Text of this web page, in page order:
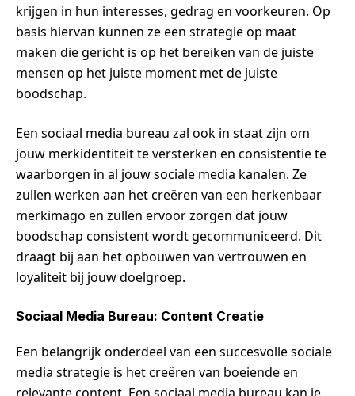
krijgen in hun interesses, gedrag en voorkeuren. Op
basis hiervan kunnen ze een strategie op maat
maken die gericht is op het bereiken van de juiste
mensen op het juiste moment met de juiste
boodschap.
Een sociaal media bureau zal ook in staat zijn om
jouw merkidentiteit te versterken en consistentie te
waarborgen in al jouw sociale media kanalen. Ze
zullen werken aan het creëren van een herkenbaar
merkimago en zullen ervoor zorgen dat jouw
boodschap consistent wordt gecommuniceerd. Dit
draagt bij aan het opbouwen van vertrouwen en
loyaliteit bij jouw doelgroep.
Sociaal Media Bureau: Content Creatie
Een belangrijk onderdeel van een succesvolle sociale
media strategie is het creëren van boeiende en